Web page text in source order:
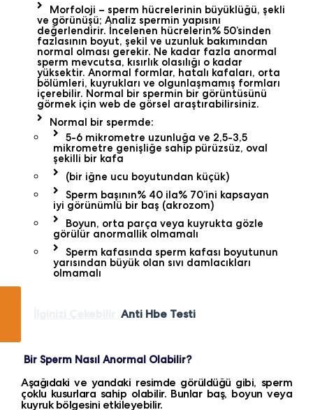
Morfoloji – sperm hücrelerinin büyüklüğü, şekli
ve görünüşü; Analiz spermin yapısını
değerlendirir. İncelenen hücrelerin% 50’sinden
fazlasının boyut, şekil ve uzunluk bakımından
normal olması gerekir. Ne kadar fazla anormal
sperm mevcutsa, kısırlık olasılığı o kadar
yüksektir. Anormal formlar, hatalı kafaları, orta
bölümleri, kuyrukları ve olgunlaşmamış formları
içerebilir. Normal bir spermin bir görüntüsünü
görmek için web de görsel araştırabilirsiniz.
Normal bir spermde:
5-6 mikrometre uzunluğa ve 2,5-3,5
mikrometre genişliğe sahip pürüzsüz, oval
şekilli bir kafa
(bir iğne ucu boyutundan küçük)
Sperm başının% 40 ila% 70’ini kapsayan
iyi görünümlü bir baş (akrozom)
Boyun, orta parça veya kuyrukta gözle
görülür anormallik olmamalı
Sperm kafasında sperm kafası boyutunun
yarısından büyük olan sıvı damlacıkları
olmamalı
Anti Hbe Testi
Bir Sperm Nasıl Anormal Olabilir?
Aşağıdaki ve yandaki resimde görüldüğü gibi, sperm
çoklu kusurlara sahip olabilir. Bunlar baş, boyun veya
kuyruk bölgesini etkileyebilir.